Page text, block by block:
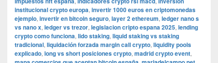
institucional crypto europa, invertir 1000 euros en criptomonedas
ejemplo, invertir en bitcoin seguro, layer 2 ethereum, ledger nano s
vs nano x, ledger vs trezor, legislacion cripto espana 2025, lending
crypto como funciona, lido staking, liquid staking vs staking
tradicional, liquidación forzada margin call crypto, liquidity pools
explicado, long vs short posiciones crypto, madrid crypto event,